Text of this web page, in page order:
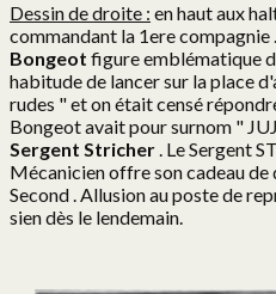
Dessin de droite : en haut aux
commandant la 1ere compagnie
Bongeot figure emblématique
habitude de lancer sur la place
rudes " et on était censé
Bongeot avait pour surnom "
Sergent Stricher. Le Sergent
Mécanicien offre son cadeau
Second . Allusion au poste de
sien dès le lendemain.